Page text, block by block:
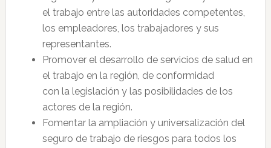
el trabajo entre las autoridades competentes,
los empleadores, los trabajadores y sus
representantes.
Promover el desarrollo de servicios de salud en
el trabajo en la región, de conformidad
con la legislación y las posibilidades de los
actores de la región.
Fomentar la ampliación y universalización del
seguro de trabajo de riesgos para todos los